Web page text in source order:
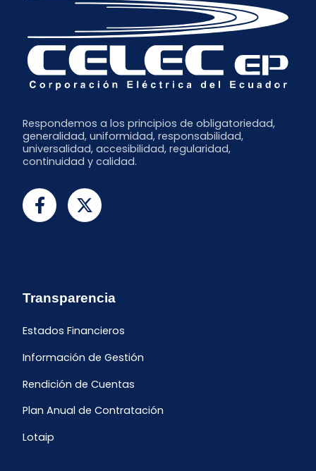
Respondemos a los principios de obligatoriedad,
generalidad, uniformidad, responsabilidad,
universalidad, accesibilidad, regularidad,
continuidad y calidad.
Transparencia
Estados Financieros
Información de Gestión
Rendición de Cuentas
Plan Anual de Contratación
Lotaip